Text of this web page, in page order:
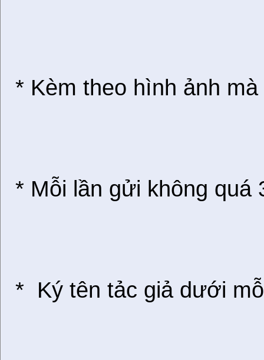
* Kèm theo hình ảnh
* Mỗi lần gửi không quá
* Ký tên tảc giả dưới